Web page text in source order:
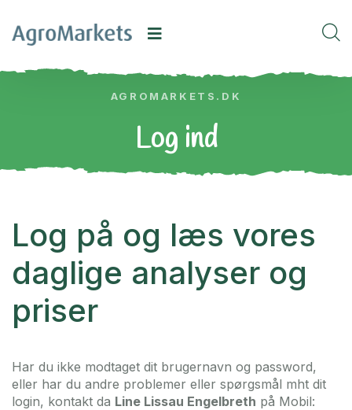
AGROMARKETS.DK
Log ind
Log på og læs vores
daglige analyser og
priser
Har du ikke modtaget dit brugernavn og password,
eller har du andre problemer eller spørgsmål mht dit
login, kontakt da Line Lissau Engelbreth på Mobil: